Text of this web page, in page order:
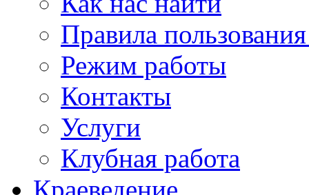
Правила
Режим работы
Контакты
Услуги
Клубная работа
Краеведение